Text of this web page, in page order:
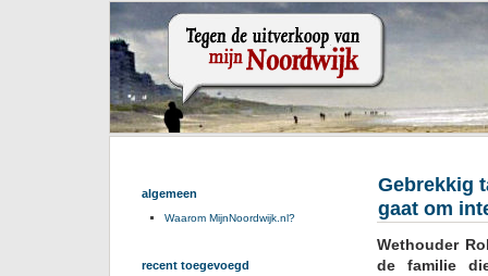
Gebrekkig
gaat om
Wethouder
de familie
algemeen
Waarom MijnNoordwijk.nl?
recent toegevoegd